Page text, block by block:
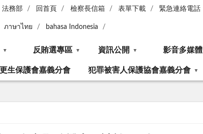
法務部 回首頁 檢察長信箱 表單下載 緊急連絡電話
ภาษาไทย bahasa Indonesia
反賄選專區 資訊公開 影音多媒體
更生保護會嘉義分會 犯罪被害人保護協會嘉義分會